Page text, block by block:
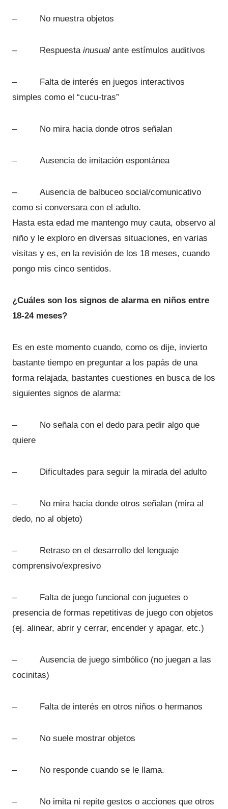
– No muestra objetos
– Respuestainusual ante estímulos auditivos
– Falta de interés en juegos interactivos
simples como el “cucu-tras”
– No mira hacia donde otros señalan
– Ausencia de imitación espontánea
– Ausencia de balbuceo social/comunicativo
como si conversara con el adulto.
Hasta esta edad me mantengo muy cauta, observo al
niño y le exploro en diversas situaciones, en varias
visitas y es, en la revisión de los 18 meses, cuando
pongo mis cinco sentidos.
¿Cuáles son los signos de alarma en niños entre
18-24 meses?
Es en este momento cuando, como os dije, invierto
bastante tiempo en preguntar a los papás de una
forma relajada, bastantes cuestiones en busca de los
siguientes signos de alarma:
– No señala con el dedo para pedir algo que
quiere
– Dificultades para seguir la mirada del adulto
– No mira hacia donde otros señalan (mira al
dedo, no al objeto)
– Retraso en el desarrollo del lenguaje
comprensivo/expresivo
– Falta de juego funcional con juguetes o
presencia de formas repetitivas de juego con objetos
(ej. alinear, abrir y cerrar, encender y apagar, etc.)
– Ausencia de juego simbólico (no juegan a las
cocinitas)
– Falta de interés en otros niños o hermanos
– No suele mostrar objetos
– No responde cuando se le llama.
– No imita ni repite gestos o acciones que otros